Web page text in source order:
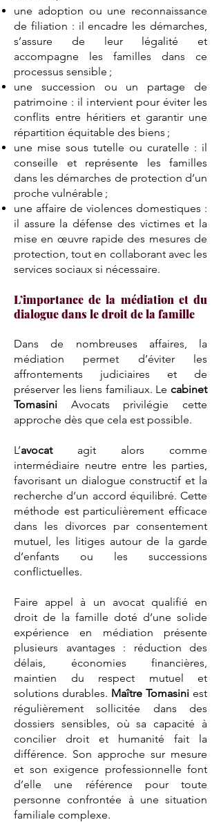
une adoption ou une reconnaissance
de filiation : il encadre les démarches,
s’assure de leur légalité et
accompagne les familles dans ce
processus sensible ;
une succession ou un partage de
patrimoine : il intervient pour éviter les
conflits entre héritiers et garantir une
répartition équitable des biens ;
une mise sous tutelle ou curatelle : il
conseille et représente les familles
dans les démarches de protection d’un
proche vulnérable ;
une affaire de violences domestiques :
il assure la défense des victimes et la
mise en œuvre rapide des mesures de
protection, tout en collaborant avec les
services sociaux si nécessaire.
L’importance de la médiation et du
dialogue dans le droit de la famille
Dans de nombreuses affaires, la
médiation permet d’éviter les
affrontements judiciaires et de
préserver les liens familiaux. Le cabinet
Tomasini Avocats privilégie cette
approche dès que cela est possible.
L’avocatagit alors comme
intermédiaire neutre entre les parties,
favorisant un dialogue constructif et la
recherche d’un accord équilibré. Cette
méthode est particulièrement efficace
dans les divorces par consentement
mutuel, les litiges autour de la garde
d’enfants ou les successions
conflictuelles.
Faire appel à un avocat qualifié en
droit de la famille doté d’une solide
expérience en médiation présente
plusieurs avantages : réduction des
délais, économies financières,
maintien du respect mutuel et
solutions durables. Maître Tomasini est
régulièrement sollicitée dans des
dossiers sensibles, où sa capacité à
concilier droit et humanité fait la
différence. Son approche sur mesure
et son exigence professionnelle font
d’elle une référence pour toute
personne confrontée à une situation
familiale complexe.